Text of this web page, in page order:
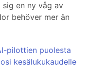
en ny våg av
behöver mer än
pilottien puolesta
kesälukukaudelle